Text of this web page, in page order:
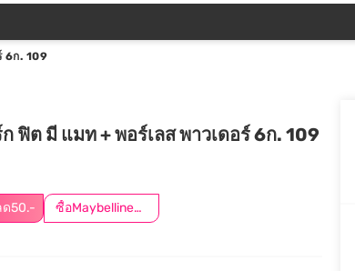
6ก. 109
ฟิต มี แมท + พอร์เลส พาวเดอร์ 6ก. 109
ด50.- ซื้อMaybellineครบ899ลด50.-